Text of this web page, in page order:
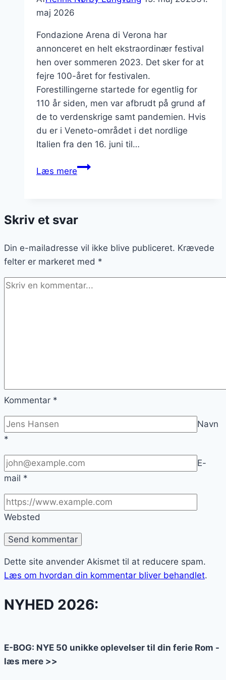
maj 2026
Fondazione Arena di Verona har
annonceret en helt ekstraordinær festival
hen over sommeren 2023. Det sker for at
fejre 100-året for festivalen.
Forestillingerne startede for egentlig for
110 år siden, men var afbrudt på grund af
de to verdenskrige samt pandemien. Hvis
du er i Veneto-området i det nordlige
Italien fra den 16. juni til…
Læs mereArena
år
forestillinger
Skriv et svar
Din e-mailadresse vil ikke blive publiceret. Krævede
felter er markeret med *
Kommentar *
Navn
*
E-
mail *
Websted
Dette site anvender Akismet til at reducere spam.
Læs om hvordan din kommentar bliver behandlet.
NYHED 2026:
E-BOG: NYE 50 unikke oplevelser til din ferie Rom -
læs mere >>